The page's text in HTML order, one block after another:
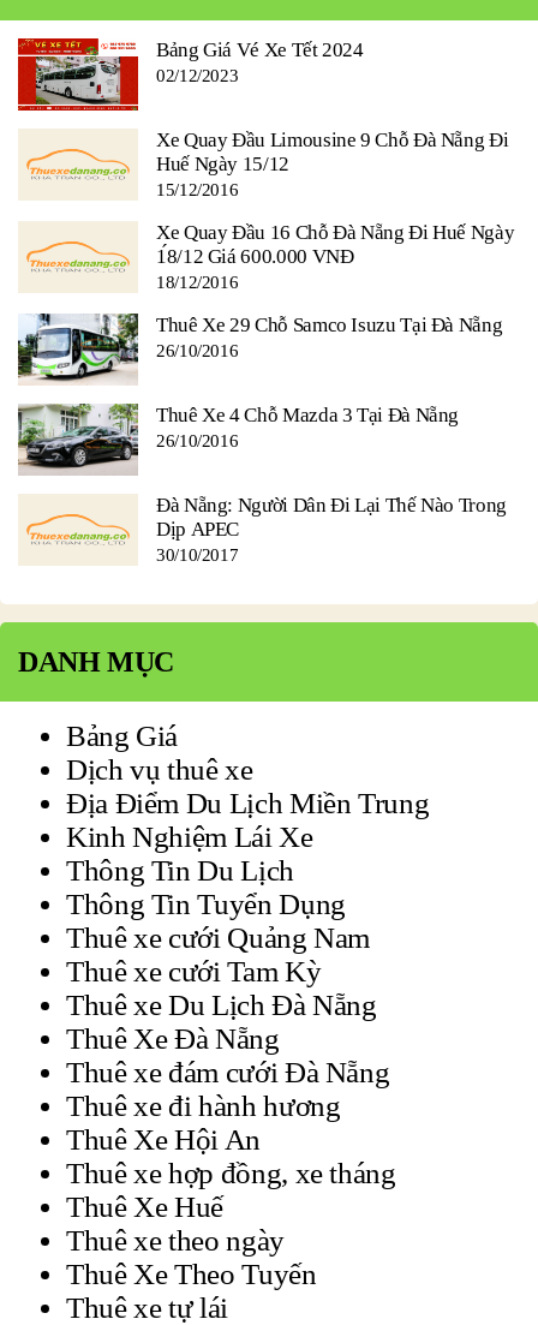
Bảng Giá Vé Xe Tết 2024
02/12/2023
Xe Quay Đầu Limousine 9 Chỗ Đà Nẵng Đi
Huế Ngày 15/12
15/12/2016
Xe Quay Đầu 16 Chỗ Đà Nẵng Đi Huế Ngày
1́8/12 Giá 600.000 VNĐ
18/12/2016
Thuê Xe 29 Chỗ Samco Isuzu Tại Đà Nẵng
26/10/2016
Thuê Xe 4 Chỗ Mazda 3 Tại Đà Nẵng
26/10/2016
Đà Nẵng: Người Dân Đi Lại Thế Nào Trong
Dịp APEC
30/10/2017
DANH MỤC
Bảng Giá
Dịch vụ thuê xe
Địa Điểm Du Lịch Miền Trung
Kinh Nghiệm Lái Xe
Thông Tin Du Lịch
Thông Tin Tuyển Dụng
Thuê xe cưới Quảng Nam
Thuê xe cưới Tam Kỳ
Thuê xe Du Lịch Đà Nẵng
Thuê Xe Đà Nẵng
Thuê xe đám cưới Đà Nẵng
Thuê xe đi hành hương
Thuê Xe Hội An
Thuê xe hợp đồng, xe tháng
Thuê Xe Huế
Thuê xe theo ngày
Thuê Xe Theo Tuyến
Thuê xe tự lái